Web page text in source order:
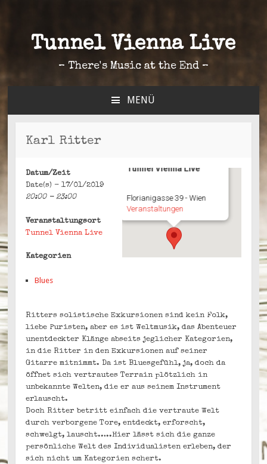
Tunnel Vienna Live
– There's Music at the End –
MENÜ
SPRINGEN
Karl Ritter
Tunnel Vienna Live
Florianigasse 39 - Wien
Veranstaltungen
Datum/Zeit
Date(s) - 17/01/2019
20:00 - 23:00
Veranstaltungsort
Tunnel Vienna Live
Kategorien
Blues
Ritters solistische Exkursionen sind kein Folk,
liebe Puristen, aber es ist Weltmusik, das Abenteuer
unentdeckter Klänge abseits jeglicher Kategorien,
in die Ritter in den Exkursionen auf seiner
Gitarre mitnimmt. Da ist Bluesgefühl, ja, doch da
öffnet sich vertrautes Terrain plötzlich in
unbekannte Welten, die er aus seinem Instrument
erlauscht.
Doch Ritter betritt einfach die vertraute Welt
durch verborgene Tore, entdeckt, erforscht,
schwelgt, lauscht…..Hier lässt sich die ganze
persönliche Welt des Individualisten erleben, der
sich nicht um Kategorien schert.